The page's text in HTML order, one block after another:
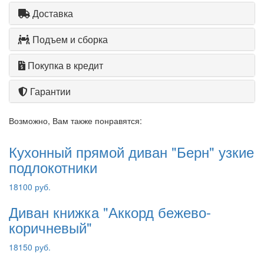
Доставка
Подъем и сборка
Покупка в кредит
Гарантии
Возможно, Вам также понравятся:
Кухонный прямой диван "Берн" узкие
подлокотники
18100 руб.
Диван книжка "Аккорд бежево-
коричневый"
18150 руб.